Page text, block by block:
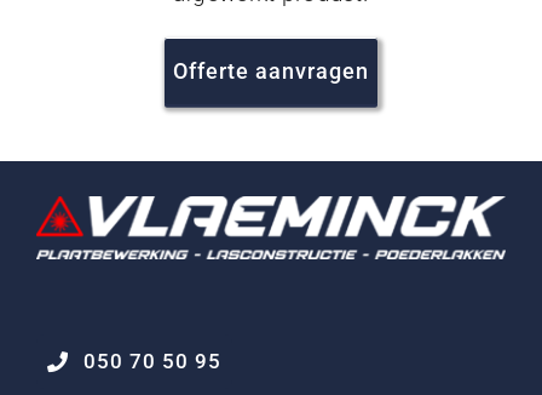
Offerte aanvragen
050 70 50 95